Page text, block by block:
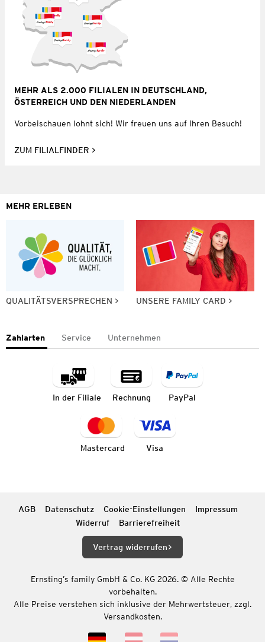
MEHR ALS 2.000 FILIALEN IN DEUTSCHLAND,
ÖSTERREICH UND DEN NIEDERLANDEN
Vorbeischauen lohnt sich! Wir freuen uns auf Ihren Besuch!
ZUM FILIALFINDER
MEHR ERLEBEN
QUALITÄTSVERSPRECHEN UNSERE FAMILY CARD
Zahlarten Service Unternehmen
In der Filiale Rechnung PayPal
Mastercard Visa
AGB Datenschutz Cookie-Einstellungen
Impressum
Widerruf
Barrierefreiheit
Vertrag widerrufen
Ernsting’s family GmbH & Co. KG 2026. © Alle Rechte
vorbehalten.
Alle Preise verstehen sich inklusive der Mehrwertsteuer, zzgl.
Versandkosten.